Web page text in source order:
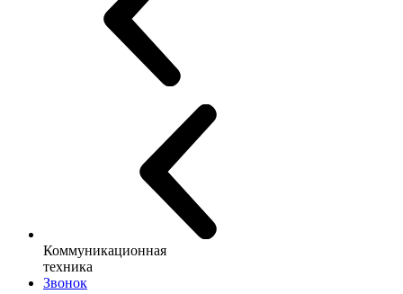
Коммуникационная
техника
Звонок